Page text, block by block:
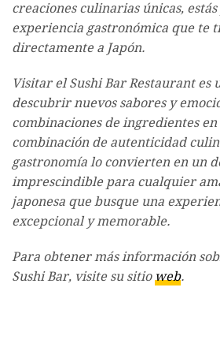
creaciones culinarias únicas,
experiencia gastronómica que te
directamente a Japón.
Visitar el Sushi Bar Restaurant es
descubrir nuevos sabores y
combinaciones de ingredientes
combinación de autenticidad
gastronomía lo convierten en un
imprescindible para cualquier
japonesa que busque una
excepcional y memorable.
Para obtener más información
Sushi Bar, visite su sitioweb.